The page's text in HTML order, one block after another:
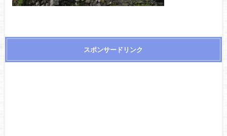
スポンサードリンク